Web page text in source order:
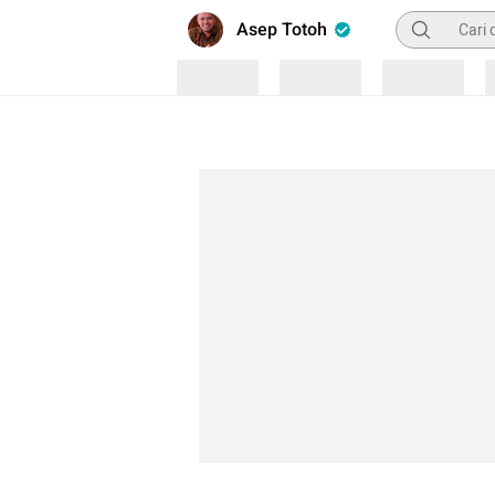
Asep Totoh Pencarian